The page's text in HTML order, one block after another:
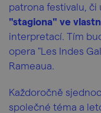
patrona festivalu, či
"stagiona" ve
interpretací. Tím
opera "Les Indes
Rameaua.
Každoročně
společné téma a